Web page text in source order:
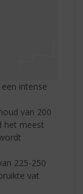
intense
van 200
het meest
225-250
vat